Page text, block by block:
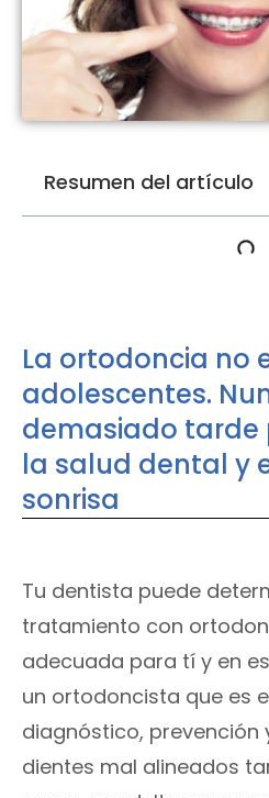
Resumen del artículo
La ortodoncia no
adolescentes.
demasiado tarde
la salud dental y
sonrisa
Tu dentista puede
tratamiento con
adecuada para tí y en
un ortodoncista que es
diagnóstico,
dientes mal alineados